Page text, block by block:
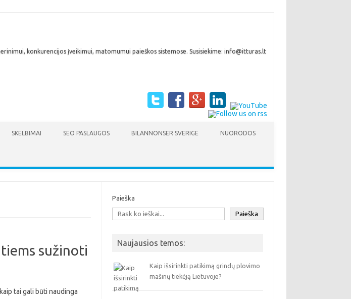
konkurencijos įveikimui, matomumui paieškos sistemose. Susisiekime: info@itturas.lt
SKELBIMAI SEO PASLAUGOS BILANNONSER SVERIGE NUORODOS
sužinoti
tai gali būti naudinga
Paieška
Paieška
Naujausios temos:
Kaip išsirinkti patikimą grindų plovimo
mašinų tiekėją Lietuvoje?